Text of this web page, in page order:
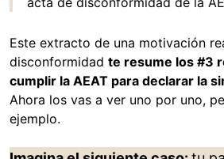
Este extracto de una motivación
disconformidad te resume los #3
cumplir la AEAT para declarar la
Ahora los vas a ver uno por uno,
ejemplo.